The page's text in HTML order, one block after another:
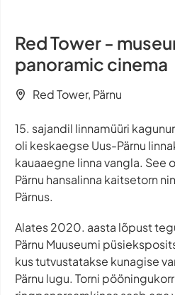
Red Tower -
panoramic cinema
Red Tower, Pärnu
15. sajandil linnamüüri
oli keskaegse Uus-Pärnu
kauaaegne linna vangla. See
Pärnu hansalinna kaitsetorn
Pärnus.
Alates 2020. aasta lõpust
Pärnu Muuseumi
kus tutvustatakse kunagise
Pärnu lugu. Torni